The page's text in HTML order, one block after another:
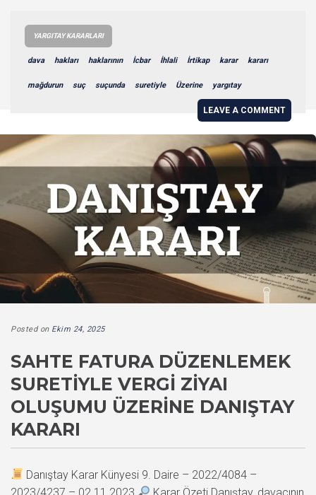
YARGITAY KARARLARI
dava hakları haklarının İcbar İhlali İrtikap karar kararı
mağdurun suç suçunda suretiyle Üzerine yargıtay
LEAVE A COMMENT
Posted on Ekim 24, 2025
SAHTE FATURA DÜZENLEMEK
SURETIYLE VERGI ZIYAI
OLUŞUMU ÜZERINE DANIŞTAY
KARARI
Danıştay Karar Künyesi 9. Daire – 2022/4084 –